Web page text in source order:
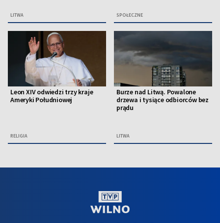
LITWA SPOŁECZNE
Leon XIV odwiedzi trzy kraje
Ameryki Południowej
RELIGIA
Burze nad Litwą. Powalone
drzewa i tysiące odbiorców bez
prądu
LITWA